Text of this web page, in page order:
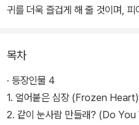
귀를 더욱 즐겁게 해 줄 것이며,
람들에게 다시 한 번 가족의 소중
목차
· 등장인물 4
1. 얼어붙은 심장 (Frozen
2. 같이 눈사람 만들래? (Do